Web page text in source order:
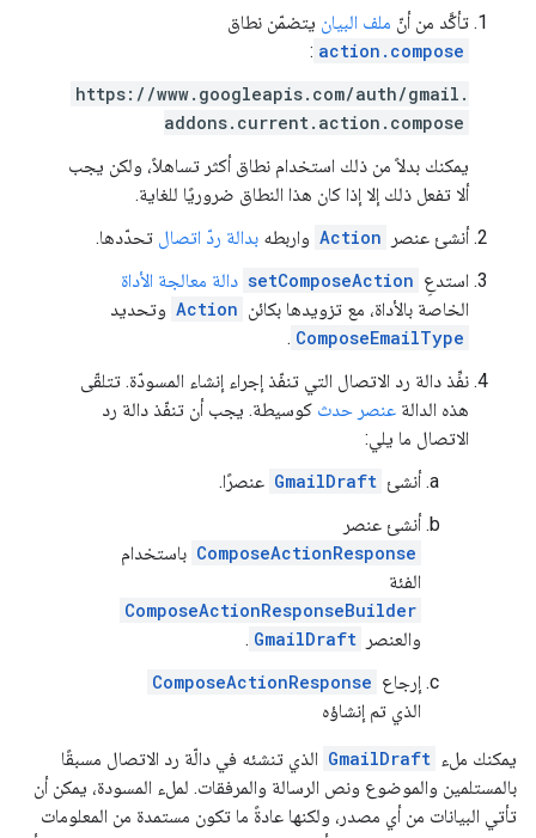
تأكَّد من أنّ ملف البيان يتضمّن نطاق
action.compose
:
https://www.googleapis.com/auth/gmail.
addons.current.action.compose
يمكنك بدلاً من ذلك استخدام نطاق أكثر تساهلاً، ولكن يجب
ألا تفعل ذلك إلا إذا كان هذا النطاق ضروريًا للغاية.
أنشئ عنصر
Action واربطه بدالة ردّ اتصال تحدّدها.
استدعِ setComposeAction دالة معالجة الأداة
الخاصة بالأداة، مع تزويدها بكائن Action وتحديد
ComposeEmailType
.
نفِّذ دالة رد الاتصال التي تنفّذ إجراء إنشاء المسودّة. تتلقّى
هذه الدالة عنصر حدث كوسيطة. يجب أن تنفّذ دالة رد
الاتصال ما يلي:
أنشئ GmailDraft عنصرًا.
أنشئ عنصر
ComposeActionResponse باستخدام
الفئة
ComposeActionResponseBuilder
والعنصر GmailDraft
.
إرجاع ComposeActionResponse
الذي تم إنشاؤه
يمكنك ملء GmailDraft الذي تنشئه في دالّة رد الاتصال مسبقًا
بالمستلمين والموضوع ونص الرسالة والمرفقات. لملء المسودة، يمكن أن
تأتي البيانات من أي مصدر، ولكنها عادةً ما تكون مستمدة من المعلومات